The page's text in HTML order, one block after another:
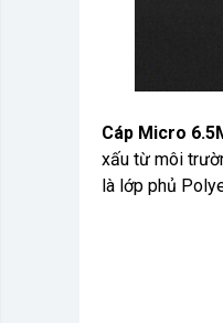
Cáp Micro
xấu từ môi
là lớp phủ